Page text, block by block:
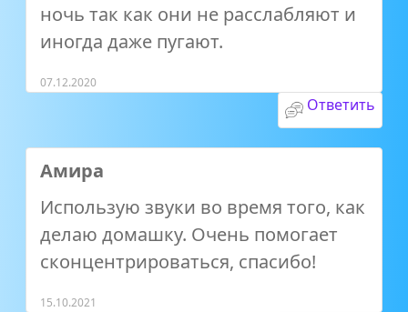
ночь так как они не расслабляют и
иногда даже пугают.
07.12.2020
Ответить
Амира
Использую звуки во время того, как
делаю домашку. Очень помогает
сконцентрироваться, спасибо!
15.10.2021